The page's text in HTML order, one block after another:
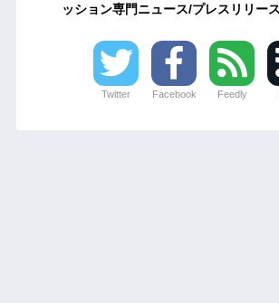
ッション専門ニュース/プレスリリー
Twitter Facebook Feedly